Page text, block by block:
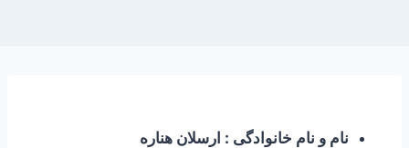
نام و نام خانوادگی : ارسلان هناره